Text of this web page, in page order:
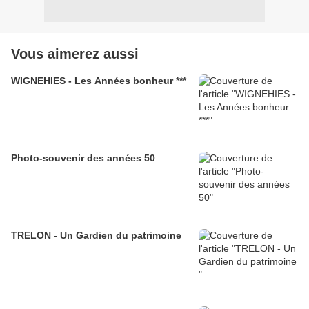
Vous aimerez aussi
WIGNEHIES - Les Années bonheur ***
Photo-souvenir des années 50
TRELON - Un Gardien du patrimoine